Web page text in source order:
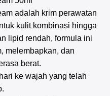
adalah krim perawatan
kulit kombinasi hingga
lipid rendah, formula ini
melembapkan, dan
berat.
ke wajah yang telah